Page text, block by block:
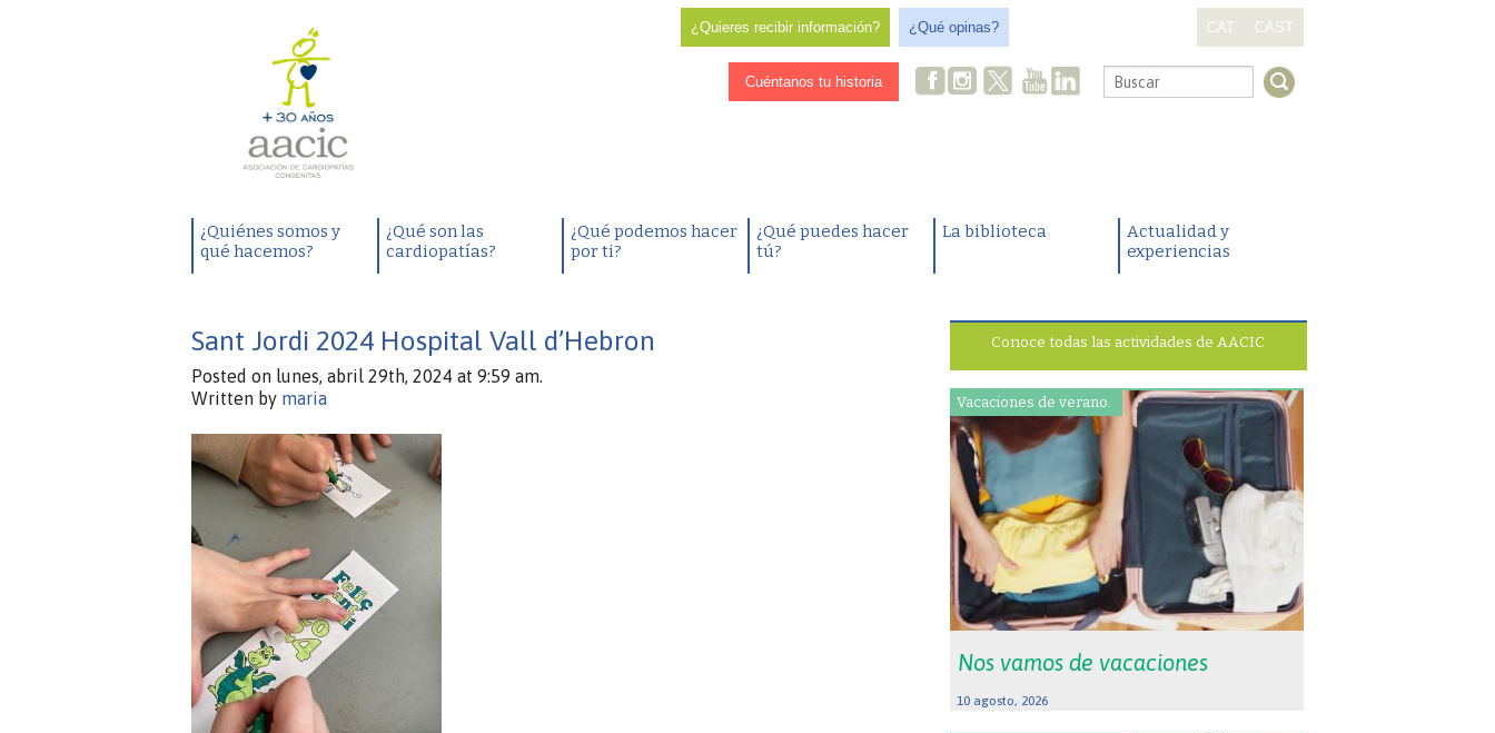
¿Quieres recibir información? ¿Qué opinas? CAT CAST
Cuéntanos tu historia .
¿Quiénes somos y
qué hacemos?
¿Qué son las
cardiopatías?
¿Qué podemos hacer
por ti?
¿Qué puedes hacer
tú?
La biblioteca
Actualidad y
experiencias
Sant Jordi 2024 Hospital Vall d’Hebron
Posted on lunes, abril 29th, 2024 at 9:59 am.
Written by maria
Conoce todas las actividades de AACIC
Vacaciones de verano.
Nos vamos de vacaciones
10 agosto, 2026